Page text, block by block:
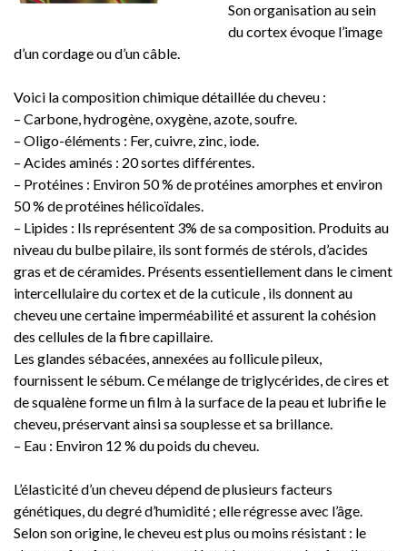
Son organisation au sein
du cortex évoque l’image
d’un cordage ou d’un câble.
Voici la composition chimique détaillée du cheveu :
– Carbone, hydrogène, oxygène, azote, soufre.
– Oligo-éléments : Fer, cuivre, zinc, iode.
– Acides aminés : 20 sortes différentes.
– Protéines : Environ 50 % de protéines amorphes et environ
50 % de protéines hélicoïdales.
– Lipides : Ils représentent 3% de sa composition. Produits au
niveau du bulbe pilaire, ils sont formés de stérols, d’acides
gras et de céramides. Présents essentiellement dans le ciment
intercellulaire du cortex et de la cuticule , ils donnent au
cheveu une certaine imperméabilité et assurent la cohésion
des cellules de la fibre capillaire.
Les glandes sébacées, annexées au follicule pileux,
fournissent le sébum. Ce mélange de triglycérides, de cires et
de squalène forme un film à la surface de la peau et lubrifie le
cheveu, préservant ainsi sa souplesse et sa brillance.
– Eau : Environ 12 % du poids du cheveu.
L’élasticité d’un cheveu dépend de plusieurs facteurs
génétiques, du degré d’humidité ; elle régresse avec l’âge.
Selon son origine, le cheveu est plus ou moins résistant : le